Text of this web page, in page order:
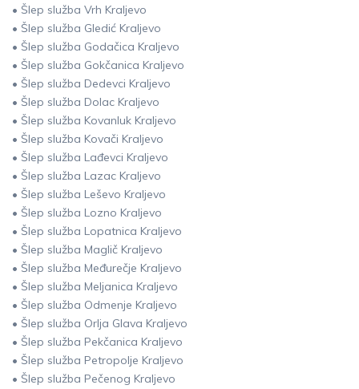
• Šlep služba Vrh Kraljevo
• Šlep služba Gledić Kraljevo
• Šlep služba Godačica Kraljevo
• Šlep služba Gokčanica Kraljevo
• Šlep služba Dedevci Kraljevo
• Šlep služba Dolac Kraljevo
• Šlep služba Kovanluk Kraljevo
• Šlep služba Kovači Kraljevo
• Šlep služba Lađevci Kraljevo
• Šlep služba Lazac Kraljevo
• Šlep služba Leševo Kraljevo
• Šlep služba Lozno Kraljevo
• Šlep služba Lopatnica Kraljevo
• Šlep služba Maglič Kraljevo
• Šlep služba Međurečje Kraljevo
• Šlep služba Meljanica Kraljevo
• Šlep služba Odmenje Kraljevo
• Šlep služba Orlja Glava Kraljevo
• Šlep služba Pekčanica Kraljevo
• Šlep služba Petropolje Kraljevo
• Šlep služba Pečenog Kraljevo